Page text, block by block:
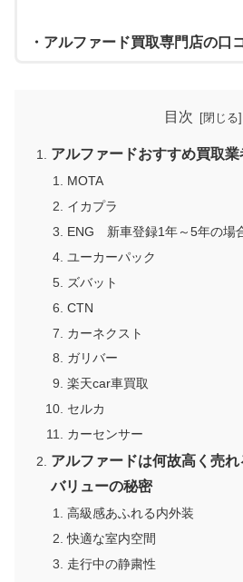
・アルファード買取専門店の口
目次
アルファードおすすめ買取業
MOTA
イカプラ
ENG 新車登録1年～5年の場
ユーカーパック
ズバット
CTN
カーネクスト
ガリバー
楽天car車買取
セルカ
カーセンサー
アルファードは何故高く売
バリューの秘密
高級感あふれる内外装
快適な室内空間
走行中の静粛性